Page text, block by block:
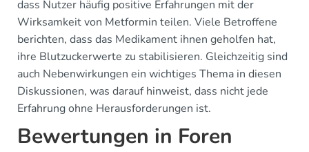
dass Nutzer häufig positive Erfahrungen mit der
Wirksamkeit von Metformin teilen. Viele Betroffene
berichten, dass das Medikament ihnen geholfen hat,
ihre Blutzuckerwerte zu stabilisieren. Gleichzeitig sind
auch Nebenwirkungen ein wichtiges Thema in diesen
Diskussionen, was darauf hinweist, dass nicht jede
Erfahrung ohne Herausforderungen ist.
Bewertungen in Foren